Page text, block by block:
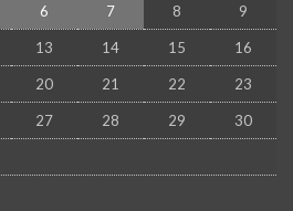
6 7 8 9
13 14 15 16
20 21 22 23
27 28 29 30